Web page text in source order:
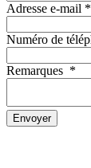
Adresse e-mail *
Numéro de
Remarques *
Envoyer